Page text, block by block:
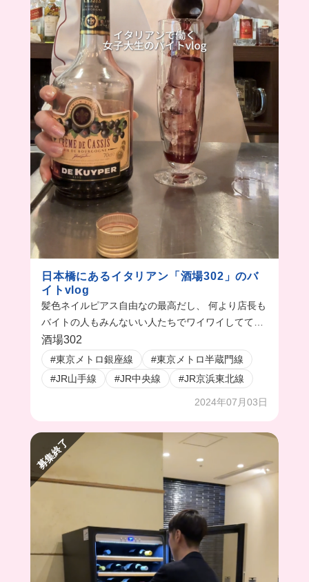
日本橋にあるイタリアン「酒場302」のバ
イトvlog
髪色ネイルピアス自由なの最高だし、 何より店長も
バイトの人もみんないい人たちでワイワイしてて、
すっごく楽しかった！！
酒場302
#東京メトロ銀座線
#東京メトロ半蔵門線
#JR山手線
#JR中央線 #JR京浜東北線
2024年07月03日
募集終了